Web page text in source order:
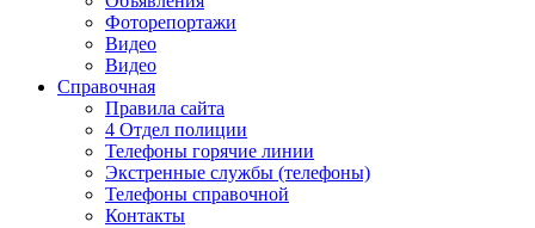
Фоторепортажи
Видео
Видео
Справочная
Правила сайта
4 Отдел полиции
Телефоны горячие линии
Экстренные службы (телефоны)
Телефоны справочной
Контакты